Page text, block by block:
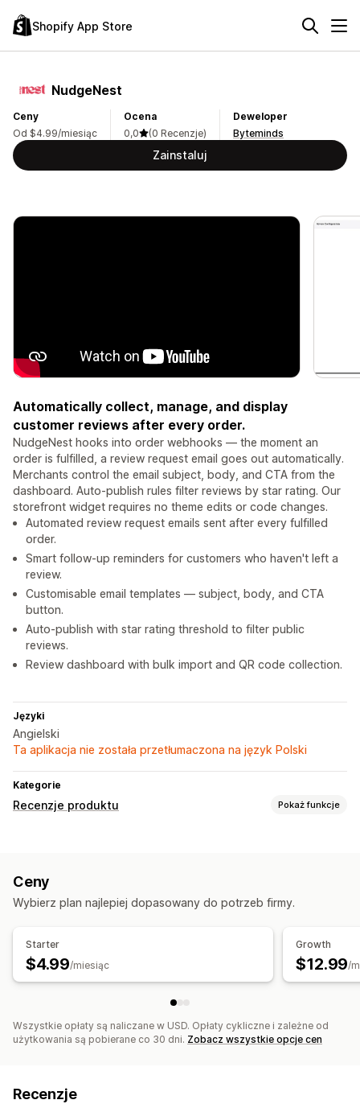
Shopify App Store
NudgeNest
Ceny
Od $4.99/miesiąc
Ocena
0,0
(0 Recenzje)
Deweloper
Byteminds
Zainstaluj
Automatically collect, manage, and display
customer reviews after every order.
NudgeNest hooks into order webhooks — the moment an
order is fulfilled, a review request email goes out automatically.
Merchants control the email subject, body, and CTA from the
dashboard. Auto-publish rules filter reviews by star rating. Our
storefront widget requires no theme edits or code changes.
Automated review request emails sent after every fulfilled
order.
Smart follow-up reminders for customers who haven't left a
review.
Customisable email templates — subject, body, and CTA
button.
Auto-publish with star rating threshold to filter public
reviews.
Review dashboard with bulk import and QR code collection.
Języki
Angielski
Ta aplikacja nie została przetłumaczona na język Polski
Kategorie
Recenzje produktu Pokaż funkcje
Karuzele
Automatyzacje
Ceny
Wybierz plan najlepiej dopasowany do potrzeb firmy.
Starter
$4.99/miesiąc
Growth
$12.99/
Wszystkie opłaty są naliczane w USD. Opłaty cykliczne i zależne od
użytkowania są pobierane co 30 dni. Zobacz wszystkie opcje cen
Recenzje